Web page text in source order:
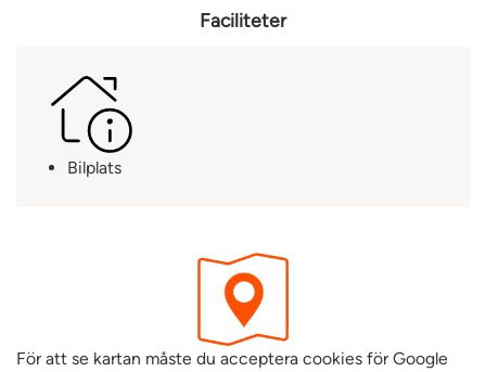
Faciliteter
Bilplats
För att se kartan måste du acceptera cookies för Google